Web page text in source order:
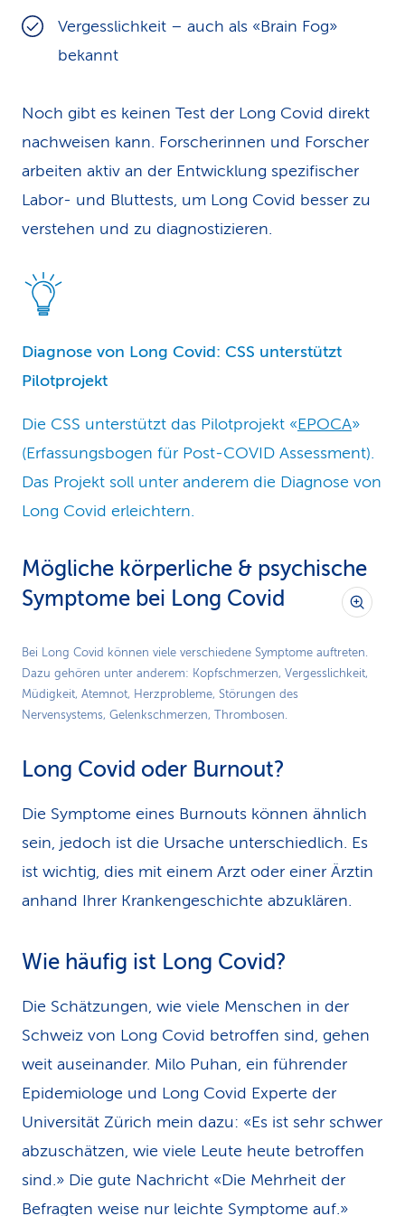
Vergesslichkeit – auch als «Brain Fog»
bekannt
Noch gibt es keinen Test der Long Covid direkt
nachweisen kann. Forscherinnen und Forscher
arbeiten aktiv an der Entwicklung spezifischer
Labor- und Bluttests, um Long Covid besser zu
verstehen und zu diagnostizieren.
Diagnose von Long Covid: CSS unterstützt
Pilotprojekt
Die CSS unterstützt das Pilotprojekt «EPOCA»
(Erfassungsbogen für Post-COVID Assessment).
Das Projekt soll unter anderem die Diagnose von
Long Covid erleichtern.
Mögliche körperliche & psy­chische
Symptome bei Long Covid
Bei Long Covid können viele verschiedene Symptome auftreten.
Dazu gehören unter anderem: Kopfschmerzen, Vergesslichkeit,
Müdigkeit, Atemnot, Herzprobleme, Störungen des
Nervensystems, Gelenkschmerzen, Thrombosen.
Long Covid oder Burnout?
Die Symptome eines Burnouts können ähnlich
sein, jedoch ist die Ursache unterschiedlich. Es
ist wichtig, dies mit einem Arzt oder einer Ärztin
anhand Ihrer Krankengeschichte abzuklären.
Wie häufig ist Long Covid?
Die Schätzungen, wie viele Menschen in der
Schweiz von Long Covid betroffen sind, gehen
weit auseinander. Milo Puhan, ein führender
Epidemiologe und Long Covid Experte der
Universität Zürich mein dazu: «Es ist sehr schwer
abzuschätzen, wie viele Leute heute betroffen
sind.» Die gute Nachricht «Die Mehrheit der
Befragten weise nur leichte Symptome auf.»